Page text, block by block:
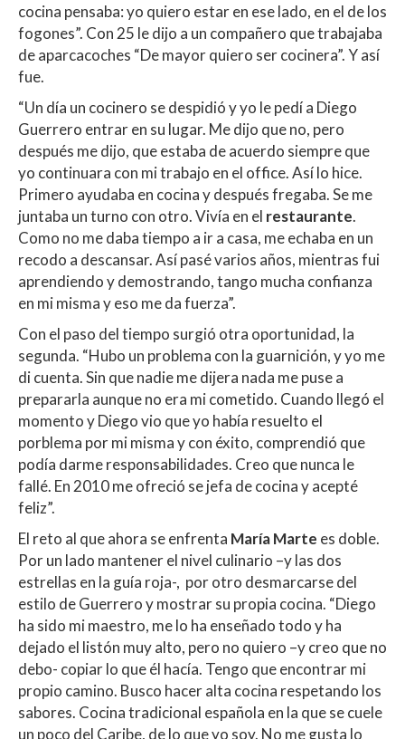
cocina pensaba: yo quiero estar en ese lado, en el de los
fogones”. Con 25 le dijo a un compañero que trabajaba
de aparcacoches “De mayor quiero ser cocinera”. Y así
fue.
“Un día un cocinero se despidió y yo le pedí a Diego
Guerrero entrar en su lugar. Me dijo que no, pero
después me dijo, que estaba de acuerdo siempre que
yo continuara con mi trabajo en el office. Así lo hice.
Primero ayudaba en cocina y después fregaba. Se me
juntaba un turno con otro. Vivía en el restaurante.
Como no me daba tiempo a ir a casa, me echaba en un
recodo a descansar. Así pasé varios años, mientras fui
aprendiendo y demostrando, tango mucha confianza
en mi misma y eso me da fuerza”.
Con el paso del tiempo surgió otra oportunidad, la
segunda. “Hubo un problema con la guarnición, y yo me
di cuenta. Sin que nadie me dijera nada me puse a
prepararla aunque no era mi cometido. Cuando llegó el
momento y Diego vio que yo había resuelto el
porblema por mi misma y con éxito, comprendió que
podía darme responsabilidades. Creo que nunca le
fallé. En 2010 me ofreció se jefa de cocina y acepté
feliz”.
El reto al que ahora se enfrenta María Marte es doble.
Por un lado mantener el nivel culinario –y las dos
estrellas en la guía roja-, por otro desmarcarse del
estilo de Guerrero y mostrar su propia cocina. “Diego
ha sido mi maestro, me lo ha enseñado todo y ha
dejado el listón muy alto, pero no quiero –y creo que no
debo- copiar lo que él hacía. Tengo que encontrar mi
propio camino. Busco hacer alta cocina respetando los
sabores. Cocina tradicional española en la que se cuele
un poco del Caribe, de lo que yo soy. No me gusta lo